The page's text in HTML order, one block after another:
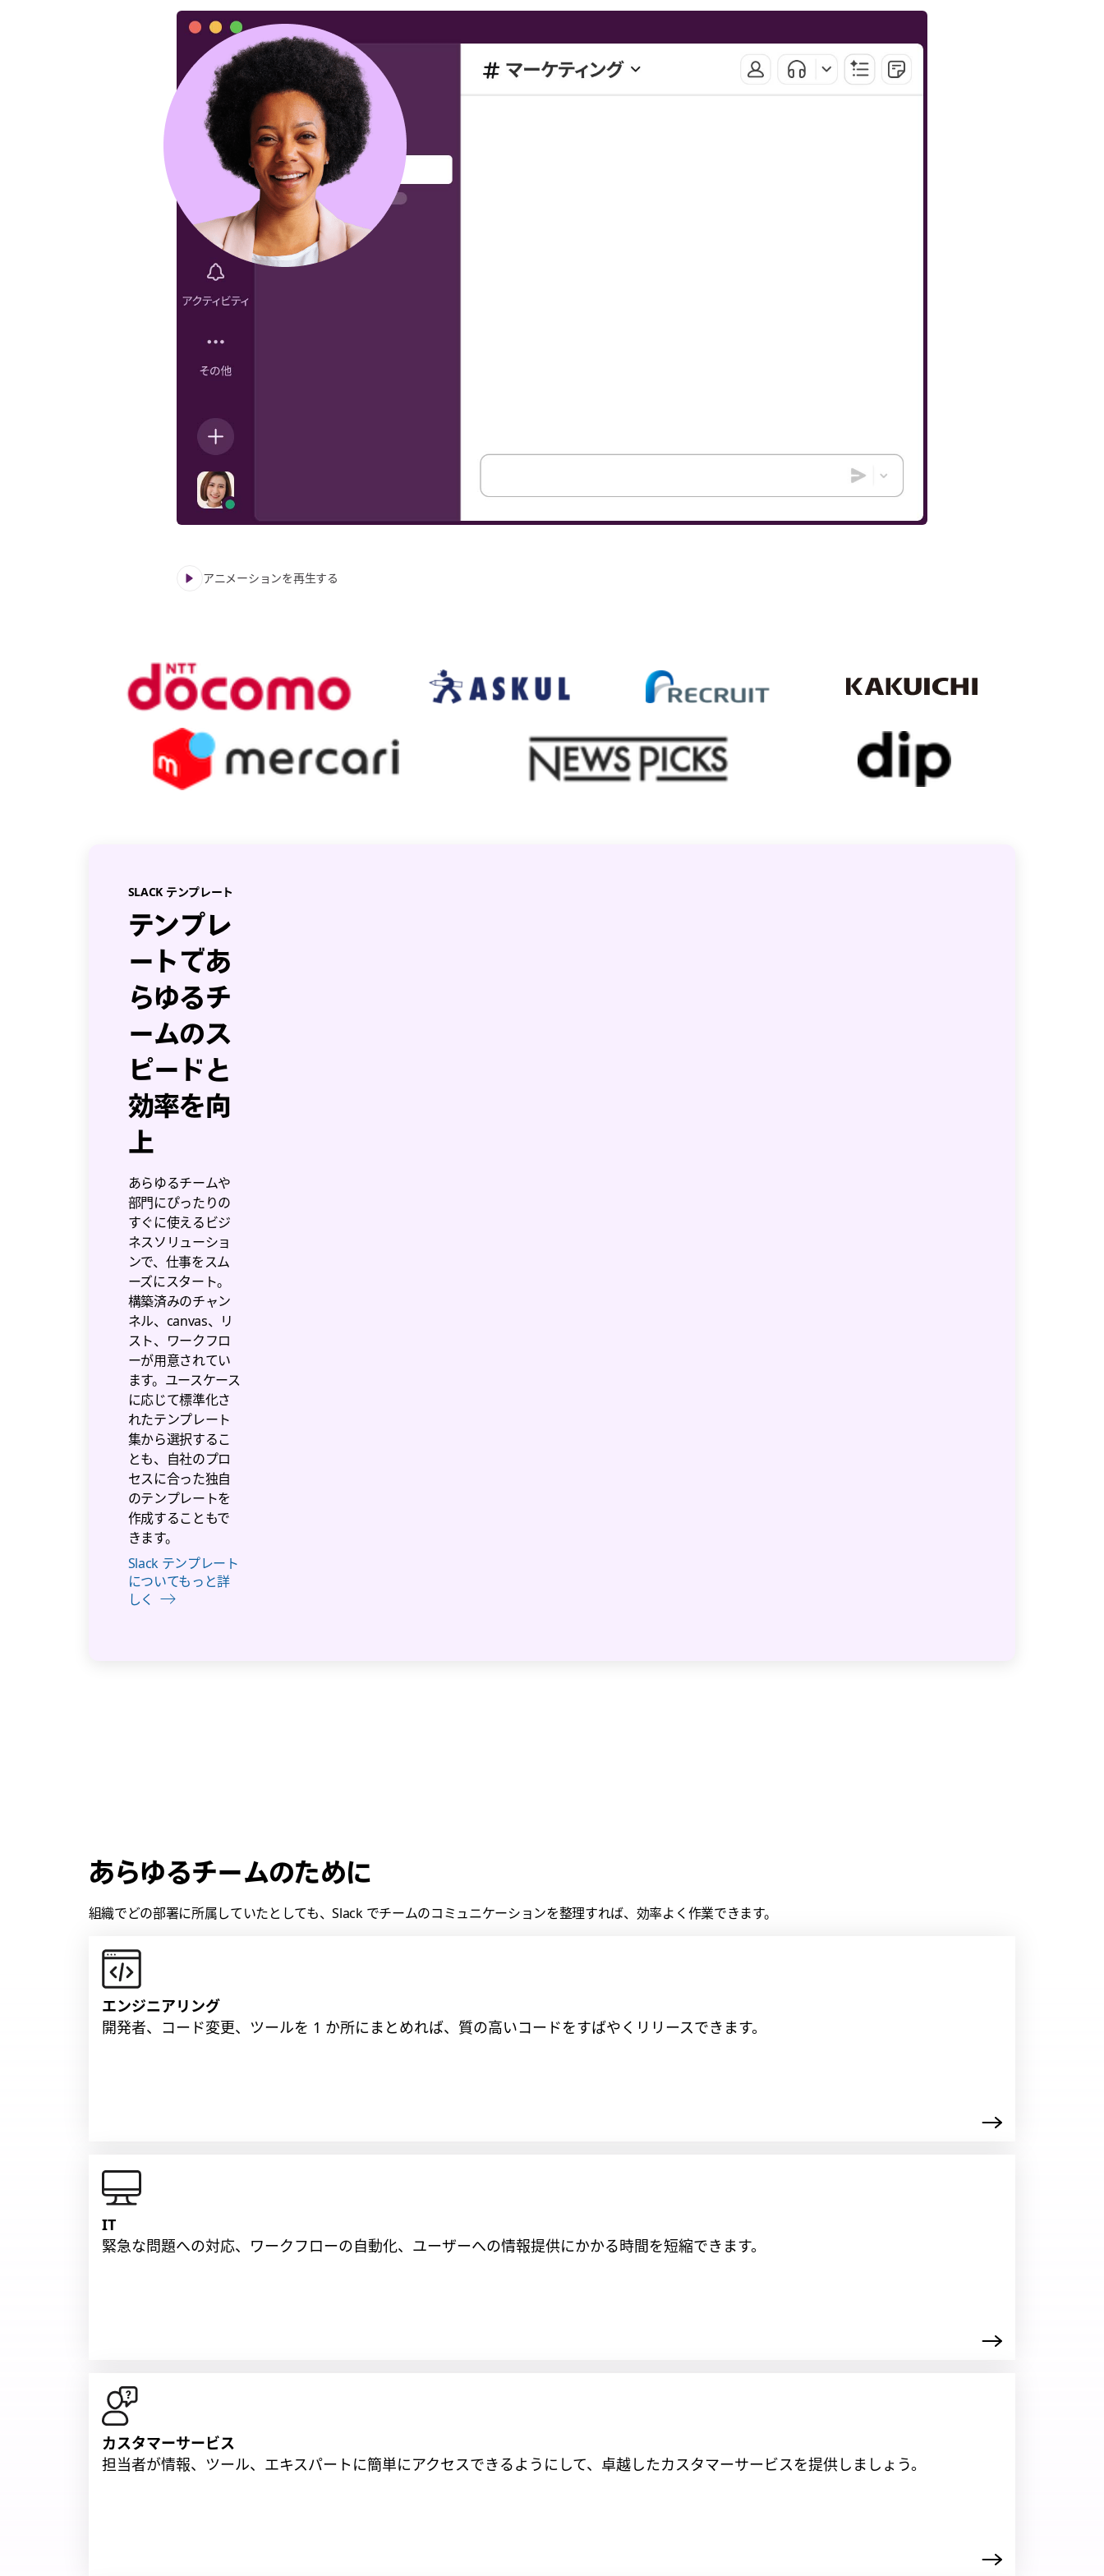
アニメーションを再生する
SLACK テンプレート
テンプレ
ートであ
らゆるチ
ームのス
ピードと
効率を向
上
あらゆるチームや
部門にぴったりの
すぐに使えるビジ
ネスソリューショ
ンで、仕事をスム
ーズにスタート。
構築済みのチャン
ネル、canvas、リ
スト、ワークフロ
ーが用意されてい
ます。ユースケース
に応じて標準化さ
れたテンプレート
集から選択するこ
とも、自社のプロ
セスに合った独自
のテンプレートを
作成することもで
きます。
Slack テンプレート
についてもっと詳
しく
あらゆるチームのために
組織でどの部署に所属していたとしても、Slack でチームのコミュニケーションを整理すれば、効率よく作業できます。
エンジニアリング
開発者、コード変更、ツールを 1 か所にまとめれば、質の高いコードをすばやくリリースできます。
IT
緊急な問題への対応、ワークフローの自動化、ユーザーへの情報提供にかかる時間を短縮できます。
カスタマーサービス
担当者が情報、ツール、エキスパートに簡単にアクセスできるようにして、卓越したカスタマーサービスを提供しましょう。